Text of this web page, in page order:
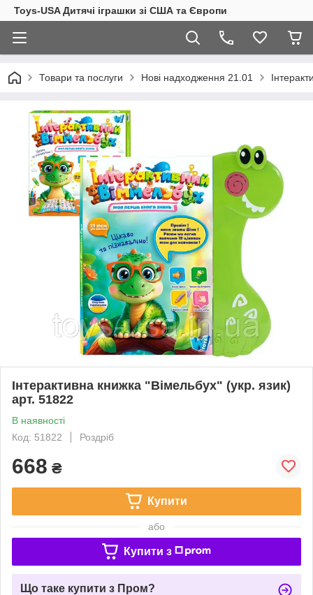
Toys-USA Дитячі іграшки зі США та Європи
Товари та послуги Нові надходження 21.01
Інтерактивна книжка "Вімельбух" (укр. язик)
арт. 51822
В наявності
Код: 51822
Роздріб
668 ₴
Купити
або
Купити з
Що таке купити з Пром?